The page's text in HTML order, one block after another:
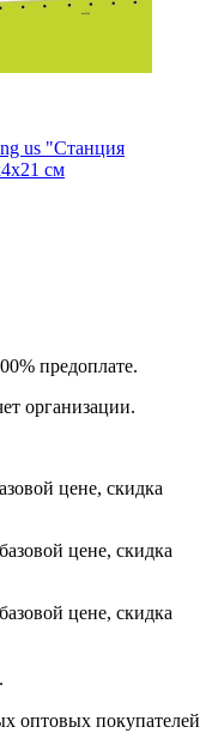
us "Станция
см
предоплате.
организации.
цене, скидка
цене, скидка
цене, скидка
оптовых покупателей